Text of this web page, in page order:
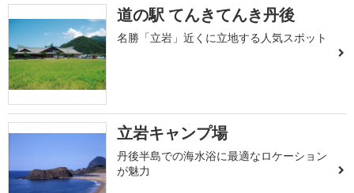
道の駅 てんきてんき丹後
名勝「立岩」近くに立地する人気スポット
立岩キャンプ場
丹後半島での海水浴に最適なロケーション
が魅力